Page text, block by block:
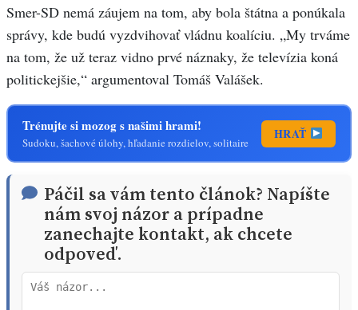
Smer-SD nemá záujem na tom, aby bola štátna a ponúkala
správy, kde budú vyzdvihovať vládnu koalíciu. „My trváme
na tom, že už teraz vidno prvé náznaky, že televízia koná
politickejšie,“ argumentoval Tomáš Valášek.
Trénujte si mozog s našimi hrami!
Sudoku, šachové úlohy, hľadanie rozdielov, solitaire
HRAŤ
Páčil sa vám tento článok? Napíšte
nám svoj názor a prípadne
zanechajte kontakt, ak chcete
odpoveď.